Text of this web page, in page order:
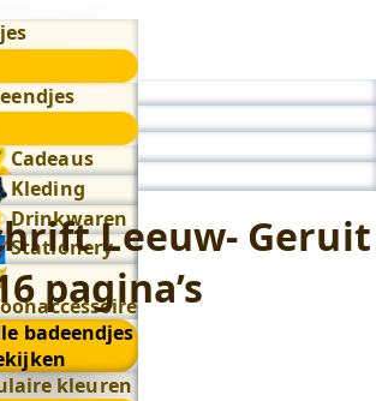
Cadeaus
Kleding
Drinkwaren
Stationery
badeendjes
kleuren
Leeuw- Geruit
pagina’s